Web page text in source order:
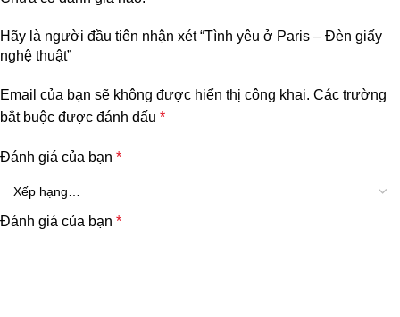
Hãy là người đầu tiên nhận xét “Tình yêu ở Paris – Đèn giấy
nghệ thuật”
Email của bạn sẽ không được hiển thị công khai. Các trường
bắt buộc được đánh dấu *
Đánh giá của bạn *
Đánh giá của bạn *